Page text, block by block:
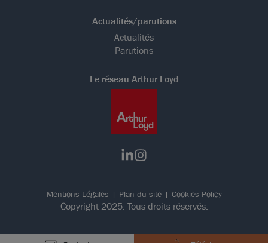
Actualités/parutions
Actualités
Parutions
Le réseau Arthur Loyd
Mentions Légales Plan du site Cookies Policy
Copyright 2025. Tous droits réservés.